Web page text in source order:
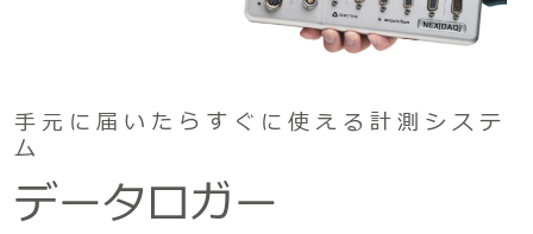
手元に届いたらすぐに使える計測システ
ム
データロガー